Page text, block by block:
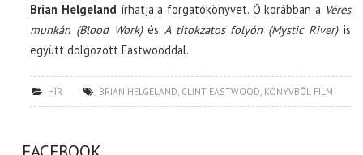
Brian Helgeland írhatja a forgatókönyvet. Ő korábban a Véres
munkán (Blood Work)ésA titokzatos folyón (Mystic River)is
együtt dolgozott Eastwooddal.
HÍR BRIAN HELGELAND CLINT EASTWOOD KÖNYVBŐL FILM